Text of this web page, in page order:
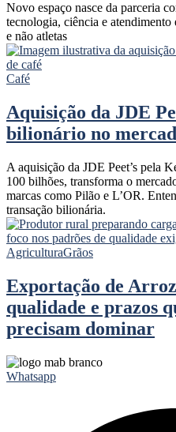
Novo espaço nasce da parceria
tecnologia, ciência e atendimento
e não atletas
Café
Aquisição da JDE
bilionário no
A aquisição da JDE Peet’s pela
100 bilhões, transforma o
marcas como Pilão e L’OR.
transação bilionária.
AgriculturaGrãos
Exportação de
qualidade e prazos
precisam dominar
Whatsapp